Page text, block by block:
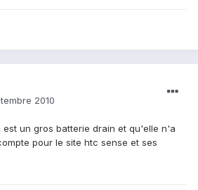
2010
est un gros batterie drain et qu'elle n'a
pour le site htc sense et ses